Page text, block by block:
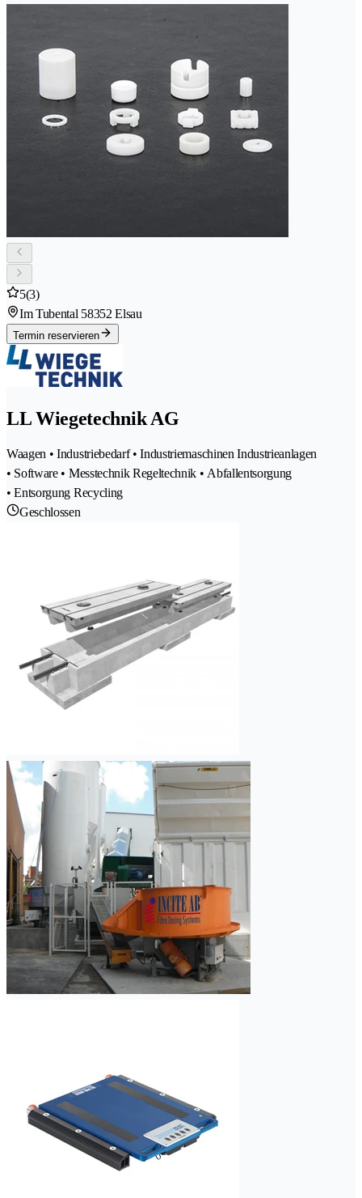
5(3)
Im Tubental 58352 Elsau
Termin reservieren
LL Wiegetechnik AG
Waagen • Industriebedarf • Industriemaschinen Industrieanlagen
• Software • Messtechnik Regeltechnik • Abfallentsorgung
• Entsorgung Recycling
Geschlossen